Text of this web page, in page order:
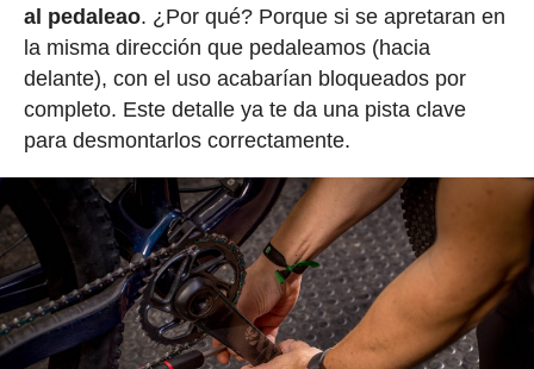
al pedaleao. ¿Por qué? Porque si se apretaran en
la misma dirección que pedaleamos (hacia
delante), con el uso acabarían bloqueados por
completo. Este detalle ya te da una pista clave
para desmontarlos correctamente.